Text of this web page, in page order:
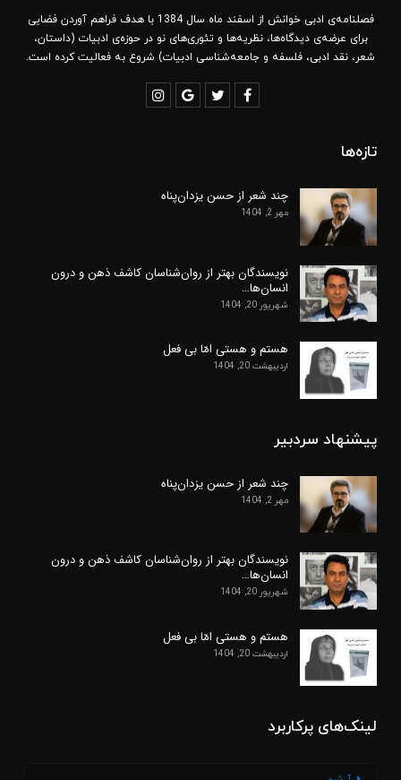
فصلنامه‌ی ادبی خوانش از اسفند ماه سال 1384 با هدف فراهم آوردن فضایی
برای عرضه‌ی دیدگاه‌ها، نظریه‌ها و تئوری‌های نو در حوزه‌ی ادبیات (داستان،
شعر، نقد ادبی، فلسفه و جامعه‌شناسی ادبیات) شروع به فعالیت کرده است.
تازه‌ها
چند شعر از حسن یزدان‌پناه
مهر 2, 1404
نویسندگان بهتر از روان‌شناسان کاشف ذهن و درون
انسان‌ها…
شهریور 20, 1404
هستم و هستی امّا بی فعل
اردیبهشت 20, 1404
پیشنهاد سردبیر
چند شعر از حسن یزدان‌پناه
مهر 2, 1404
نویسندگان بهتر از روان‌شناسان کاشف ذهن و درون
انسان‌ها…
شهریور 20, 1404
هستم و هستی امّا بی فعل
اردیبهشت 20, 1404
لینک‌های پرکاربرد